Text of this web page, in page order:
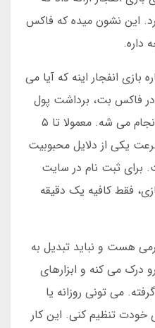
بهتر کرد. این نشون میده که فاکس
داره.
بازی انفجار اینه که آیا می
فاکس بت، برداشت پول
بعد از برنده شدن خیلی سریع انجام می شه. معمولا تا ۵
یکی از دلایل محبوبیت
برای ثبت نام در سایت
فقط کافیه یک دقیقه
هست و نباید تبدیل به
می کنه و ابزارهای
می تونی روزانه یا
تنظیم کنی. این کار